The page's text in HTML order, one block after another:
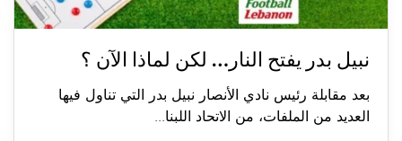
نبيل بدر يفتح النار… لكن لماذا الآن ؟
بعد مقابلة رئيس نادي الأنصار نبيل بدر التي تناول فيها
العديد من الملفات، من الاتحاد اللبنا...